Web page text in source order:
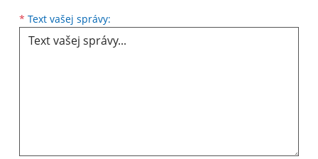
* Text vašej správy: